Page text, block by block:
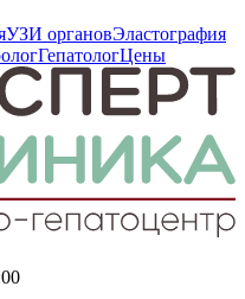
УЗИ органовЭластография
ГепатологЦены